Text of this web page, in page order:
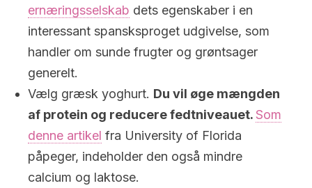
ernæringsselskab dets egenskaber i en
interessant spansksproget udgivelse, som
handler om sunde frugter og grøntsager
generelt.
Vælg græsk yoghurt. Du vil øge mængden
af protein og reducere fedtniveauet.Som
denne artikel fra University of Florida
påpeger, indeholder den også mindre
calcium og laktose.